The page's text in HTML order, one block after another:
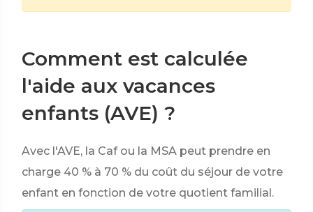
Comment est calculée
l'aide aux vacances
enfants (AVE) ?
Avec l'AVE, la Caf ou la MSA peut prendre en
charge 40 % à 70 % du coût du séjour de votre
enfant en fonction de votre quotient familial.